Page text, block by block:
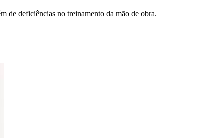
de deficiências no treinamento da mão de obra.